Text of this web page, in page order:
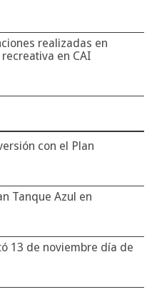
realizadas en
en CAI
con el Plan
Tanque Azul en
13 de noviembre día de